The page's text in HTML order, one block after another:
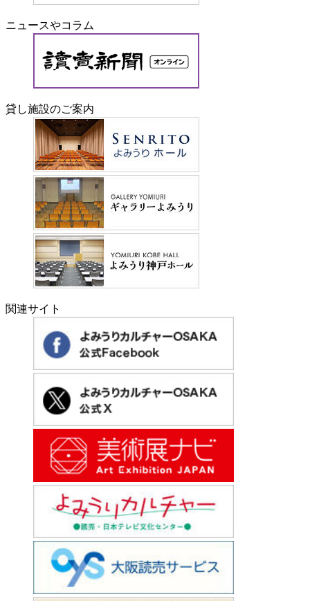
ニュースやコラム
貸し施設のご案内
関連サイト